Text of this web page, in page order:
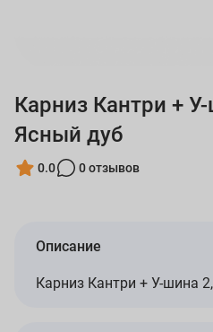
Карниз Кантри +
Ясный дуб
0.0 0 отзывов
Описание
Карниз Кантри + У-шина